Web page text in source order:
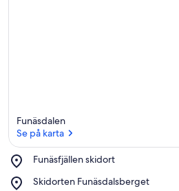
Funäsdalen
Se på karta
Funäsfjällen skidort
Place,
skidort
Skidorten Funäsdalsberget
Place,